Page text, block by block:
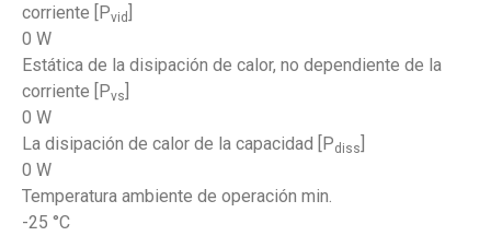
corriente [Pvid
0 W
Estática de la disipación de calor, no dependiente de la
corriente [Pvs
0 W
La disipación de calor de la capacidad [Pdiss
0 W
Temperatura ambiente de operación min.
-25 °C